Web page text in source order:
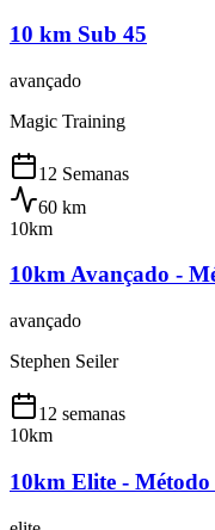
10 km Sub 45
avançado
Magic Training
12 Semanas
60 km
10km
10km Avançado -
avançado
Stephen Seiler
12 semanas
10km
10km Elite -